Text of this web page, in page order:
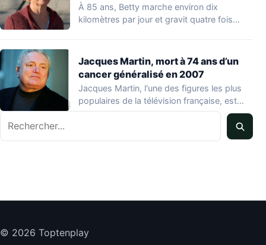
À 85 ans, Betty marche environ dix
kilomètres par jour et gravit quatre fois…
Jacques Martin, mort à 74 ans d’un
cancer généralisé en 2007
Jacques Martin, l'une des figures les plus
populaires de la télévision française, est
décédé…
© 2026 Toptenplay